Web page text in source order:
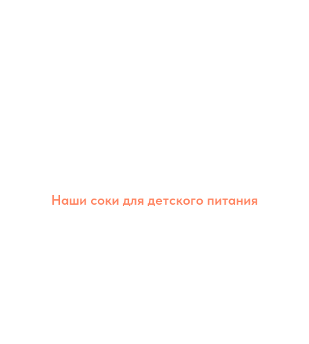
Наши соки для детского питания